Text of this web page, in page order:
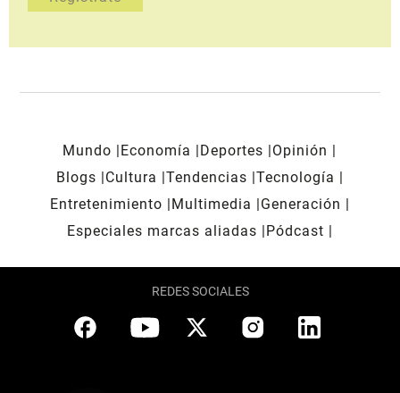
Mundo Economía Deportes
Opinión
Blogs
Cultura Tendencias Tecnología
Entretenimiento
Multimedia
Generación
Especiales marcas aliadas
Pódcast
REDES SOCIALES